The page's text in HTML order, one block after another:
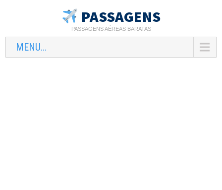
PASSAGENS
PASSAGENS AÉREAS BARATAS
MENU...